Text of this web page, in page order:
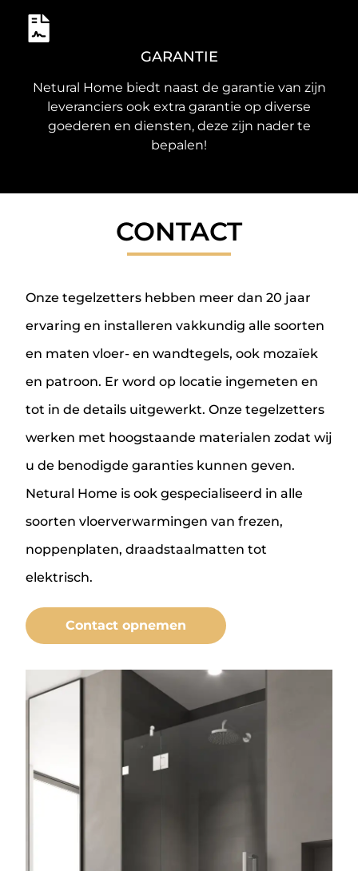
GARANTIE
Netural Home biedt naast de garantie van zijn
leveranciers ook extra garantie op diverse
goederen en diensten, deze zijn nader te
bepalen!
CONTACT
Onze tegelzetters hebben meer dan 20 jaar
ervaring en installeren vakkundig alle soorten
en maten vloer- en wandtegels, ook mozaïek
en patroon. Er word op locatie ingemeten en
tot in de details uitgewerkt. Onze tegelzetters
werken met hoogstaande materialen zodat wij
u de benodigde garanties kunnen geven.
Netural Home is ook gespecialiseerd in alle
soorten vloerverwarmingen van frezen,
noppenplaten, draadstaalmatten tot
elektrisch.
Contact opnemen